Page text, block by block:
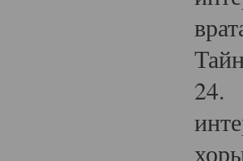
24.